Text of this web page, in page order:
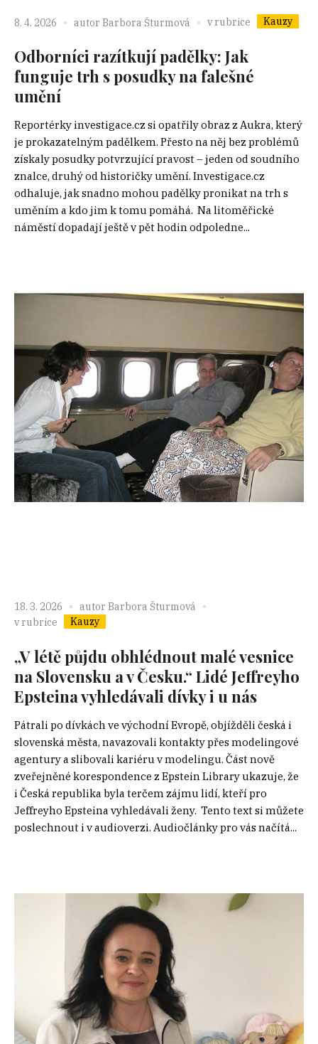
8. 4. 2026 autor Barbora Šturmová v rubrice Kauzy
Odborníci razítkují padělky: Jak
funguje trh s posudky na falešné
umění
Reportérky investigace.cz si opatřily obraz z Aukra, který
je prokazatelným padělkem. Přesto na něj bez problémů
získaly posudky potvrzující pravost – jeden od soudního
znalce, druhý od historičky umění. Investigace.cz
odhaluje, jak snadno mohou padělky pronikat na trh s
uměním a kdo jim k tomu pomáhá. Na litoměřické
náměstí dopadají ještě v pět hodin odpoledne...
18. 3. 2026 autor Barbora Šturmová
v rubrice
Kauzy
„V létě půjdu obhlédnout malé vesnice
na Slovensku a v Česku.“ Lidé Jeffreyho
Epsteina vyhledávali dívky i u nás
Pátrali po dívkách ve východní Evropě, objížděli česká i
slovenská města, navazovali kontakty přes modelingové
agentury a slibovali kariéru v modelingu. Část nově
zveřejněné korespondence z Epstein Library ukazuje, že
i Česká republika byla terčem zájmu lidí, kteří pro
Jeffreyho Epsteina vyhledávali ženy. Tento text si můžete
poslechnout i v audioverzi. Audiočlánky pro vás načítá...